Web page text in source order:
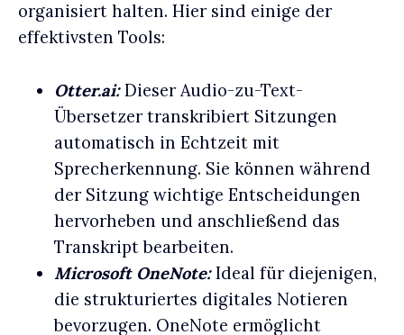
organisiert halten. Hier sind einige der
effektivsten Tools:
Otter.ai:Dieser Audio-zu-Text-
Übersetzer transkribiert Sitzungen
automatisch in Echtzeit mit
Sprecherkennung. Sie können während
der Sitzung wichtige Entscheidungen
hervorheben und anschließend das
Transkript bearbeiten.
Microsoft OneNote:Ideal für diejenigen,
die strukturiertes digitales Notieren
bevorzugen. OneNote ermöglicht